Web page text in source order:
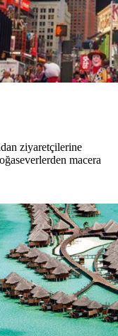
ziyaretçilerine
macera